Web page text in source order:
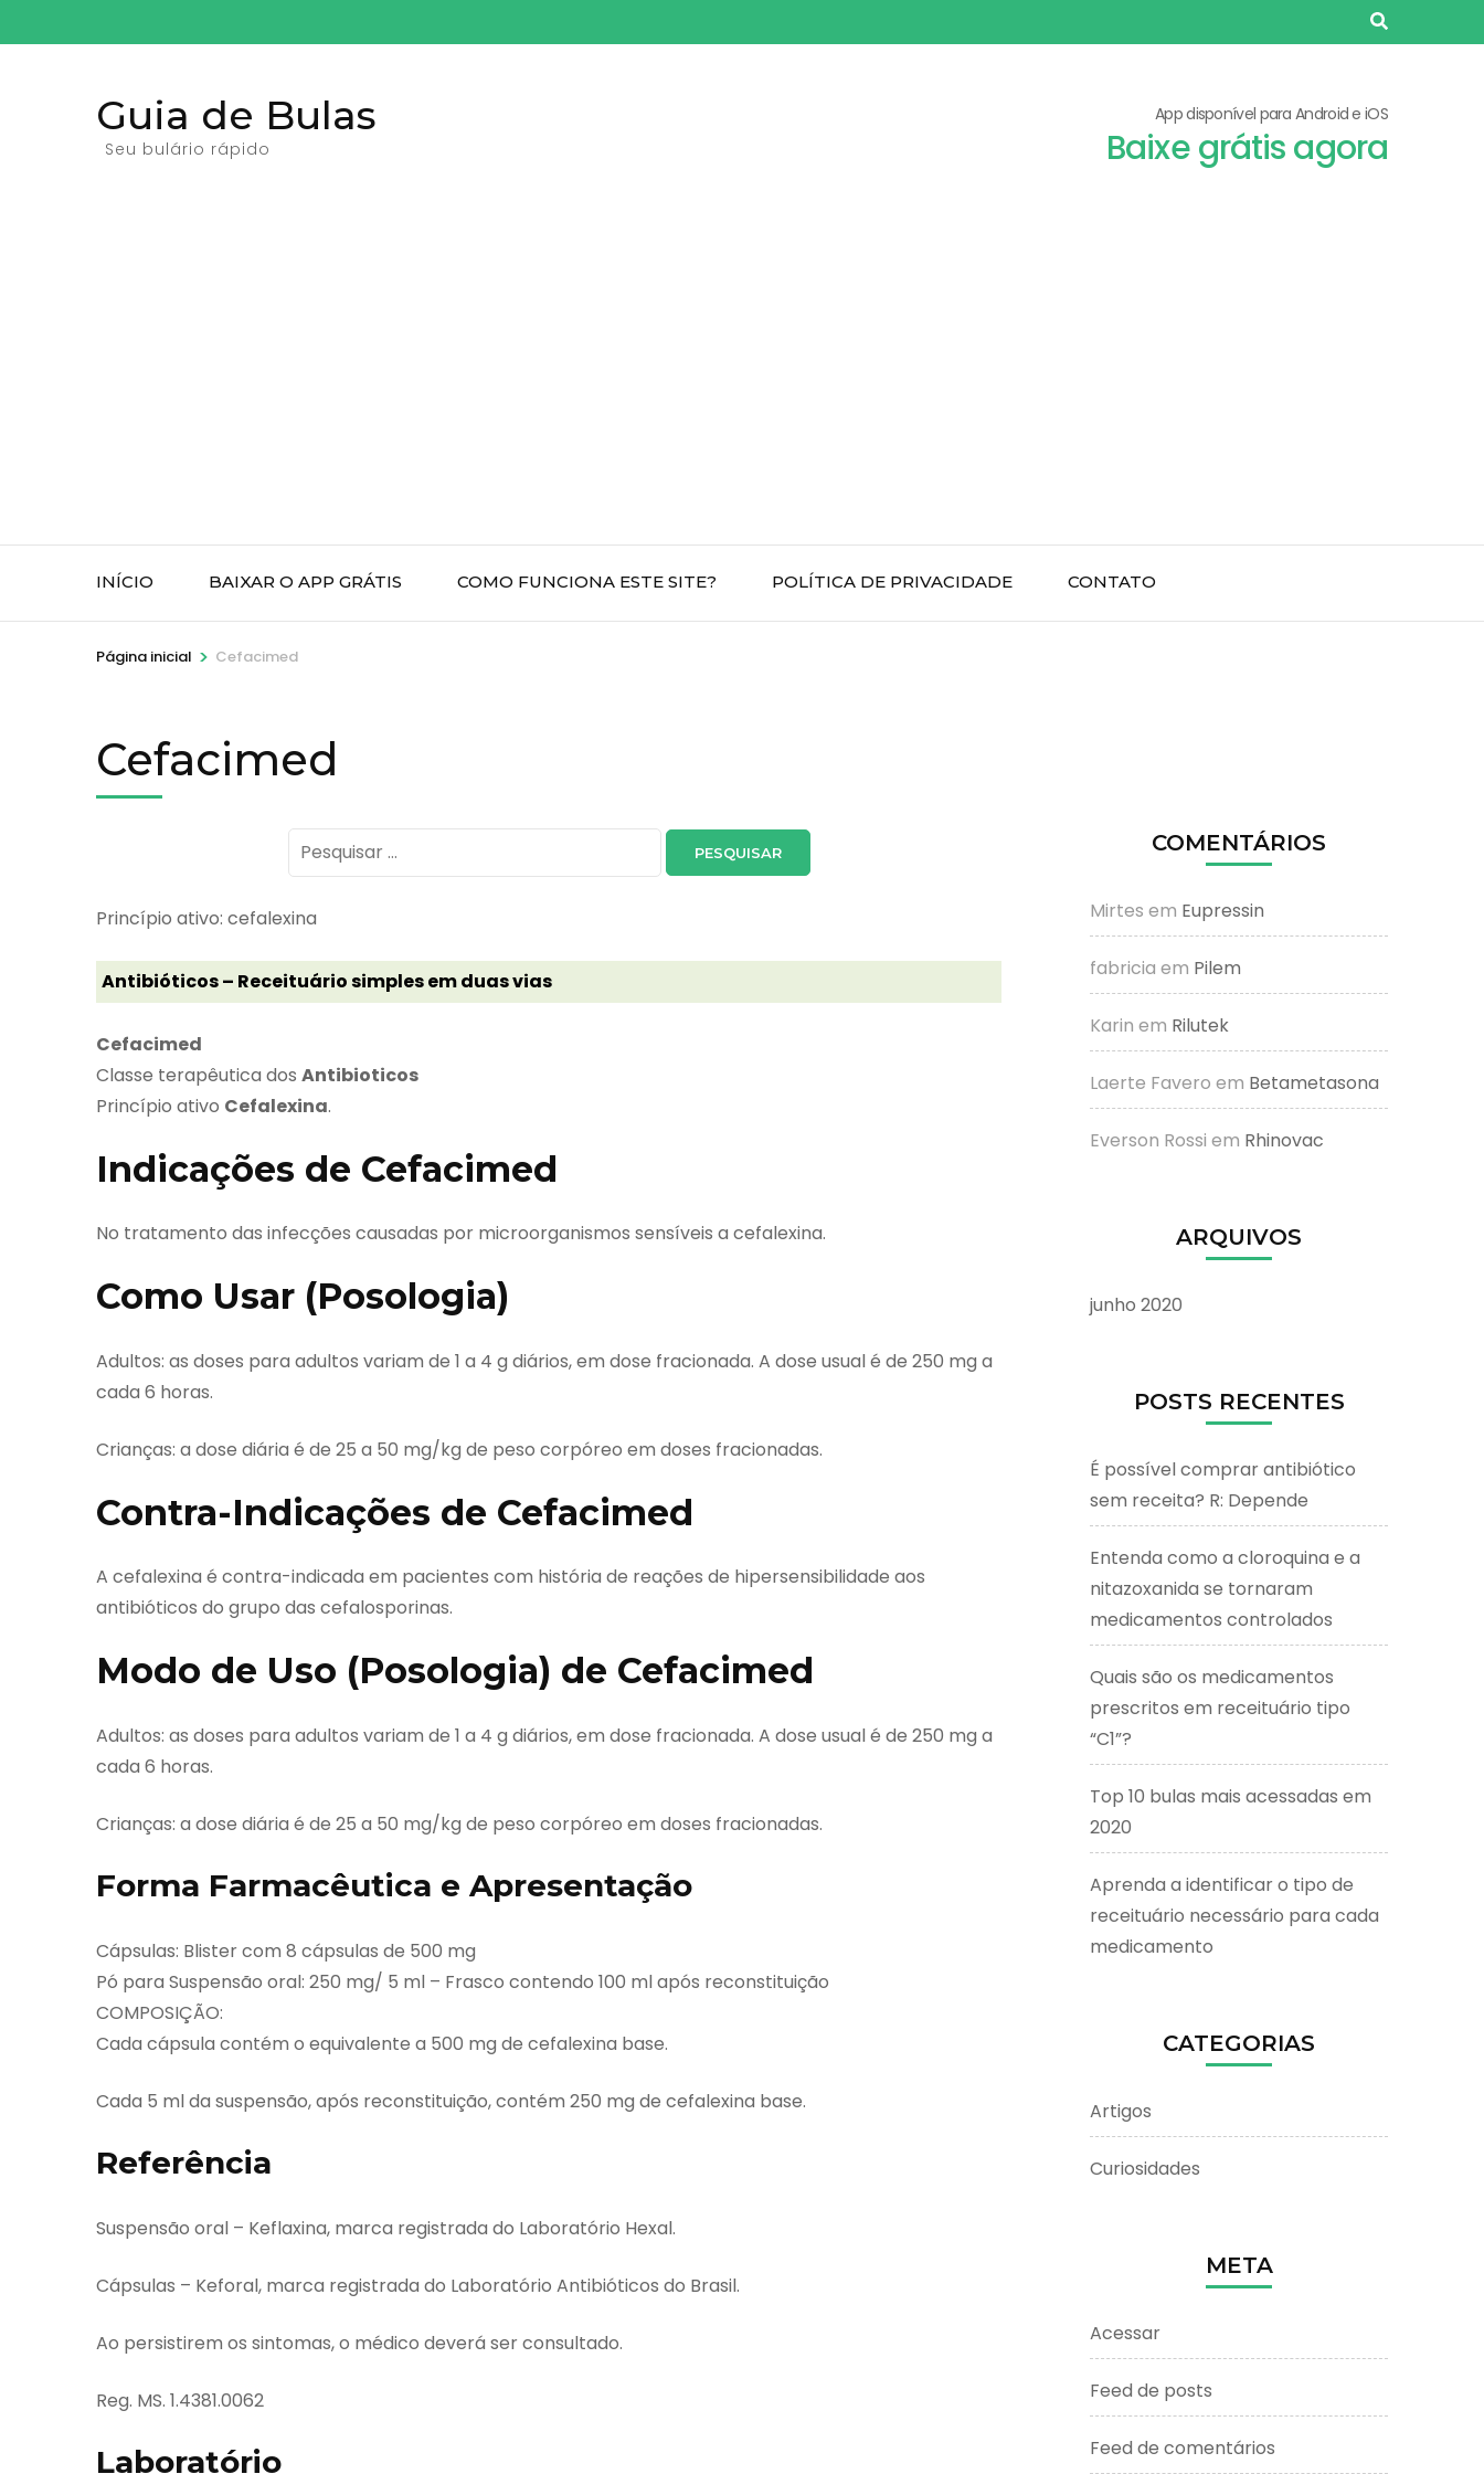
para
Guia de Bulas
Seu bulário rápido
App disponível para Android e iOS
Baixe grátis agora
INÍCIO BAIXAR O APP GRÁTIS COMO FUNCIONA ESTE SITE? POLÍTICA DE PRIVACIDADE CONTATO
Página inicial > Cefacimed
Cefacimed
Pesquisar
por:
Princípio ativo: cefalexina
Antibióticos – Receituário simples em duas vias
Cefacimed
Classe terapêutica dos Antibioticos
Princípio ativo Cefalexina.
Indicações de Cefacimed
No tratamento das infecções causadas por microorganismos sensíveis a cefalexina.
Como Usar (Posologia)
Adultos: as doses para adultos variam de 1 a 4 g diários, em dose fracionada. A dose usual é de 250 mg a
cada 6 horas.
Crianças: a dose diária é de 25 a 50 mg/kg de peso corpóreo em doses fracionadas.
Contra-Indicações de Cefacimed
A cefalexina é contra-indicada em pacientes com história de reações de hipersensibilidade aos
antibióticos do grupo das cefalosporinas.
Modo de Uso (Posologia) de Cefacimed
Adultos: as doses para adultos variam de 1 a 4 g diários, em dose fracionada. A dose usual é de 250 mg a
cada 6 horas.
Crianças: a dose diária é de 25 a 50 mg/kg de peso corpóreo em doses fracionadas.
Forma Farmacêutica e Apresentação
Cápsulas: Blister com 8 cápsulas de 500 mg
Pó para Suspensão oral: 250 mg/ 5 ml – Frasco contendo 100 ml após reconstituição
COMPOSIÇÃO:
Cada cápsula contém o equivalente a 500 mg de cefalexina base.
Cada 5 ml da suspensão, após reconstituição, contém 250 mg de cefalexina base.
Referência
Suspensão oral – Keflaxina, marca registrada do Laboratório Hexal.
Cápsulas – Keforal, marca registrada do Laboratório Antibióticos do Brasil.
Ao persistirem os sintomas, o médico deverá ser consultado.
Reg. MS. 1.4381.0062
Laboratório
COMENTÁRIOS
Mirtes em Eupressin
fabricia em Pilem
Karin em Rilutek
Laerte Favero em Betametasona
Everson Rossi em Rhinovac
ARQUIVOS
junho 2020
POSTS RECENTES
É possível comprar antibiótico
sem receita? R: Depende
Entenda como a cloroquina e a
nitazoxanida se tornaram
medicamentos controlados
Quais são os medicamentos
prescritos em receituário tipo
“C1”?
Top 10 bulas mais acessadas em
2020
Aprenda a identificar o tipo de
receituário necessário para cada
medicamento
CATEGORIAS
Artigos
Curiosidades
META
Acessar
Feed de posts
Feed de comentários